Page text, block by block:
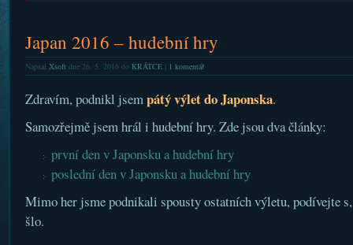
Japan 2016 – hudební hry
Napsal Xsoftdne 26. 5. 2016 do KRÁTCE| 1 komentář
Zdravím, podnikl jsempátý výlet do Japonska.
Samozřejmě jsem hrál i hudební hry. Zde jsou dva články:
první den v Japonsku a hudební hry
poslední den v Japonsku a hudební hry
Mimo her jsme podnikali spousty ostatních výletu, podívejte
šlo.